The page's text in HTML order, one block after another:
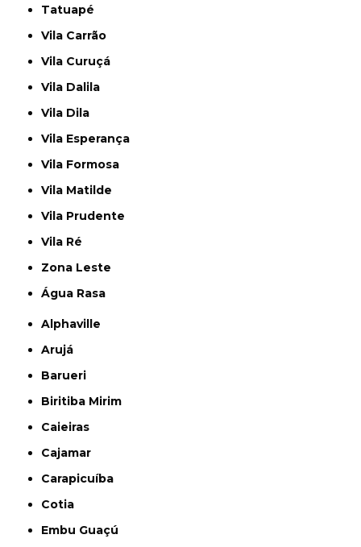
Tatuapé
Vila Carrão
Vila Curuçá
Vila Dalila
Vila Dila
Vila Esperança
Vila Formosa
Vila Matilde
Vila Prudente
Vila Ré
Zona Leste
Água Rasa
Alphaville
Arujá
Barueri
Biritiba Mirim
Caieiras
Cajamar
Carapicuíba
Cotia
Embu Guaçú